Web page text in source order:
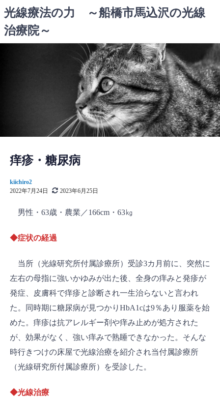
ン
テ
光線療法の力 ～船橋市馬込沢の光線
治療院～
痒疹・糖尿病
kiichiro2
2022年7月24日
2023年6月25日
男性・63歳・農業／166cm・63㎏
◆症状の経過
当所（光線研究所付属診療所）受診3カ月前に、突然に
左右の母指に強いかゆみが出た後、全身の痒みと発疹が
発症、皮膚科で痒疹と診断され一生治らないと言われ
た。同時期に糖尿病が見つかりHbA1cは9％あり服薬を始
めた。痒疹は抗アレルギー剤や痒み止めが処方された
が、効果がなく、強い痒みで熟睡できなかった。そんな
時行きつけの床屋で光線治療を紹介され当付属診療所
（光線研究所付属診療所）を受診した。
◆光線治療